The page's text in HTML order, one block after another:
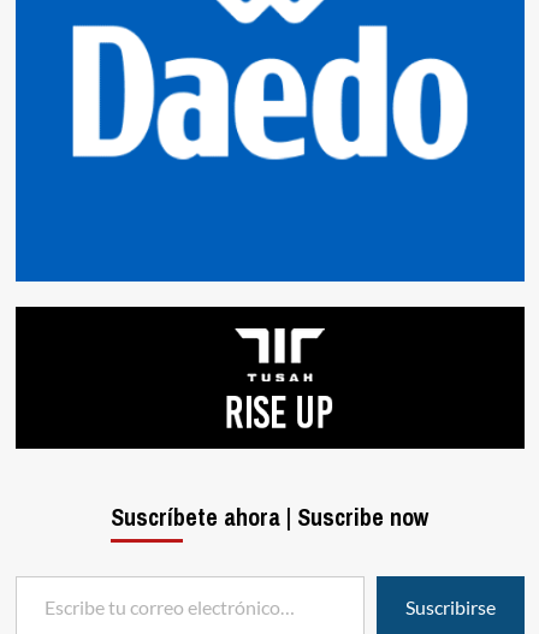
Suscríbete ahora | Suscribe now
Escribe tu correo electrónico…
Suscribirse